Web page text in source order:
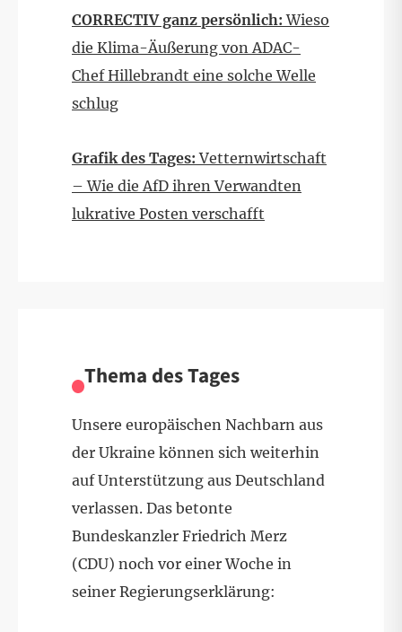
CORRECTIV ganz persönlich: Wieso
die Klima-Äußerung von ADAC-
Chef Hillebrandt eine solche Welle
schlug
Grafik des Tages: Vetternwirtschaft
– Wie die AfD ihren Verwandten
lukrative Posten verschafft
Thema des Tages
Unsere europäischen Nachbarn aus
der Ukraine können sich weiterhin
auf Unterstützung aus Deutschland
verlassen. Das betonte
Bundeskanzler Friedrich Merz
(CDU) noch vor einer Woche in
seiner Regierungserklärung: